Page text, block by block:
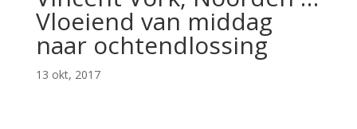
Vloeiend van middag
naar ochtendlossing
13 okt, 2017